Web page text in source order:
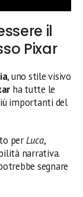
il
Pixar
, uno stile visivo
ha tutte le
importanti del
perLuca,
narrativa.
segnare